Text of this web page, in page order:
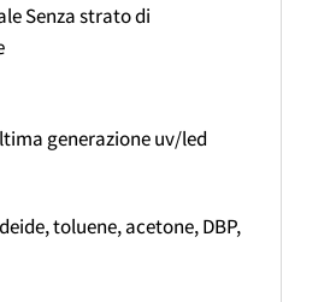
Senza strato di
generazione uv/led
toluene, acetone, DBP,